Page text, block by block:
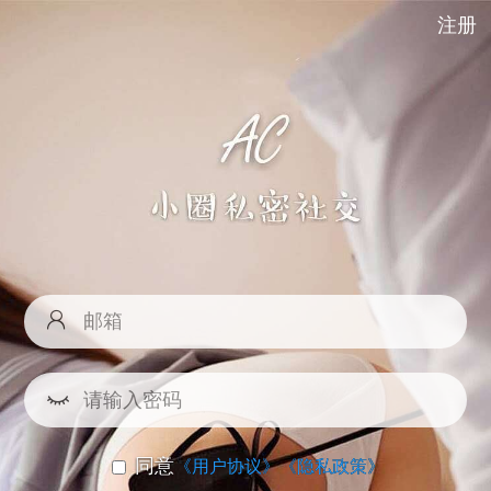
注册
同意《用户协议》《隐私政策》